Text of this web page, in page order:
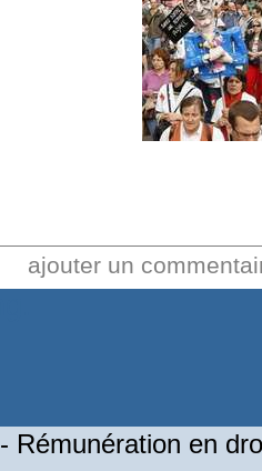
ajouter un
- Rémunération en